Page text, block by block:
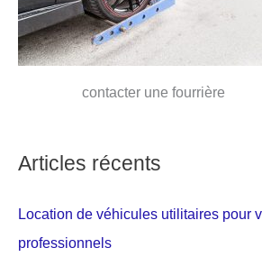
contacter une fourrière
Articles récents
Location de véhicules utilitaires pour
professionnels